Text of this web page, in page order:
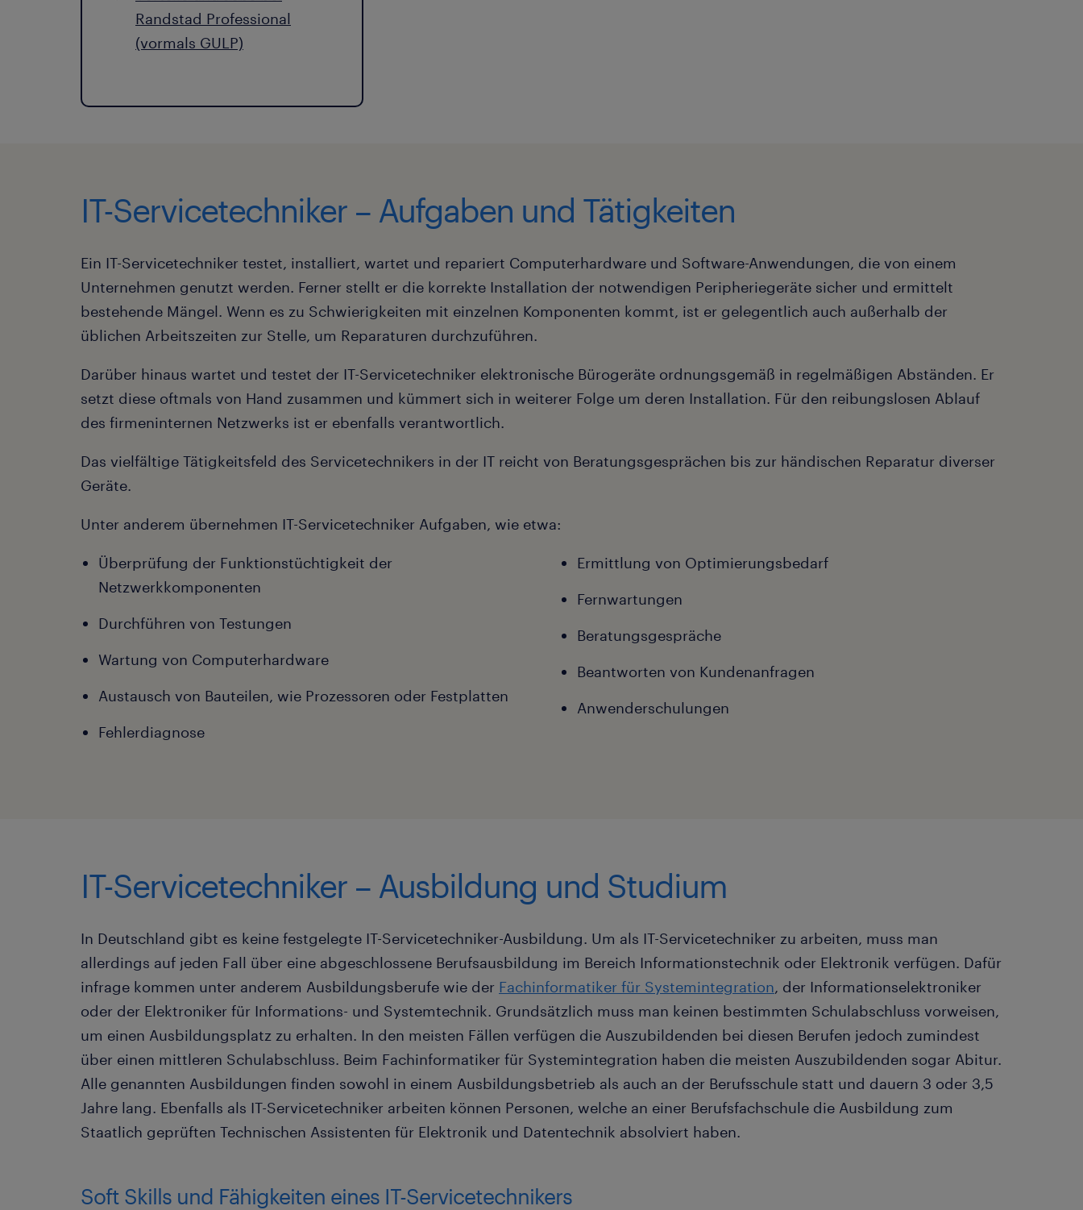
Randstad Professional
(vormals GULP)
IT-Servicetechniker – Aufgaben und Tätigkeiten
Ein IT-Servicetechniker testet, installiert, wartet und repariert Computerhardware und Software-Anwendungen, die von einem
Unternehmen genutzt werden. Ferner stellt er die korrekte Installation der notwendigen Peripheriegeräte sicher und ermittelt
bestehende Mängel. Wenn es zu Schwierigkeiten mit einzelnen Komponenten kommt, ist er gelegentlich auch außerhalb der
üblichen Arbeitszeiten zur Stelle, um Reparaturen durchzuführen.
Darüber hinaus wartet und testet der IT-Servicetechniker elektronische Bürogeräte ordnungsgemäß in regelmäßigen Abständen. Er
setzt diese oftmals von Hand zusammen und kümmert sich in weiterer Folge um deren Installation. Für den reibungslosen Ablauf
des firmeninternen Netzwerks ist er ebenfalls verantwortlich.
Das vielfältige Tätigkeitsfeld des Servicetechnikers in der IT reicht von Beratungsgesprächen bis zur händischen Reparatur diverser
Geräte.
Unter anderem übernehmen IT-Servicetechniker Aufgaben, wie etwa:
Überprüfung der Funktionstüchtigkeit der
Netzwerkkomponenten
Durchführen von Testungen
Wartung von Computerhardware
Austausch von Bauteilen, wie Prozessoren oder Festplatten
Fehlerdiagnose
Ermittlung von Optimierungsbedarf
Fernwartungen
Beratungsgespräche
Beantworten von Kundenanfragen
Anwenderschulungen
IT-Servicetechniker – Ausbildung und Studium
In Deutschland gibt es keine festgelegte IT-Servicetechniker-Ausbildung. Um als IT-Servicetechniker zu arbeiten, muss man
allerdings auf jeden Fall über eine abgeschlossene Berufsausbildung im Bereich Informationstechnik oder Elektronik verfügen. Dafür
infrage kommen unter anderem Ausbildungsberufe wie der Fachinformatiker für Systemintegration, der Informationselektroniker
oder der Elektroniker für Informations- und Systemtechnik. Grundsätzlich muss man keinen bestimmten Schulabschluss vorweisen,
um einen Ausbildungsplatz zu erhalten. In den meisten Fällen verfügen die Auszubildenden bei diesen Berufen jedoch zumindest
über einen mittleren Schulabschluss. Beim Fachinformatiker für Systemintegration haben die meisten Auszubildenden sogar Abitur.
Alle genannten Ausbildungen finden sowohl in einem Ausbildungsbetrieb als auch an der Berufsschule statt und dauern 3 oder 3,5
Jahre lang. Ebenfalls als IT-Servicetechniker arbeiten können Personen, welche an einer Berufsfachschule die Ausbildung zum
Staatlich geprüften Technischen Assistenten für Elektronik und Datentechnik absolviert haben.
Soft Skills und Fähigkeiten eines IT-Servicetechnikers